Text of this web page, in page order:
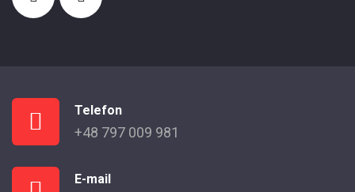
Telefon
+48 797 009 981
E-mail